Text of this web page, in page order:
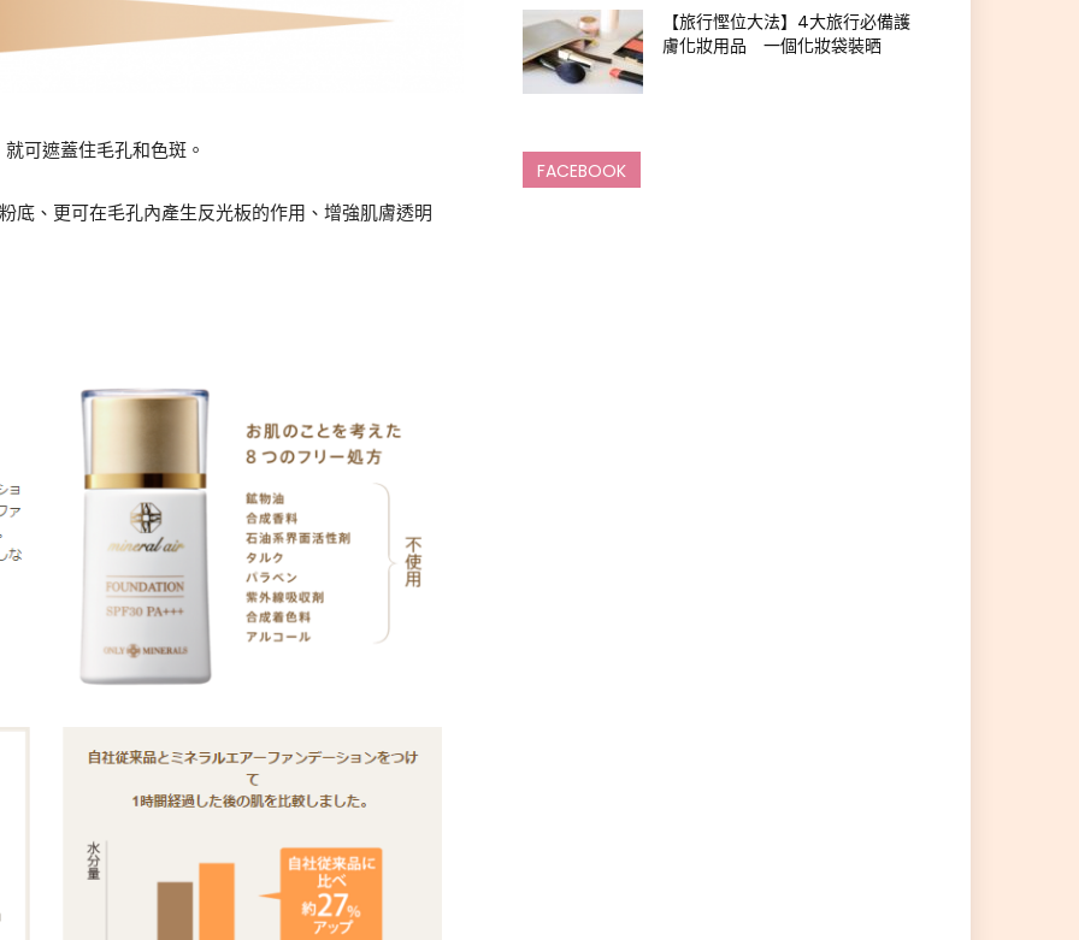
可遮蓋住毛孔和色斑。
底、更可在毛孔內產生反光板的作用、增強肌膚透明
【旅行慳位大法】4大旅行必備護
膚化妝用品 一個化妝袋裝晒
FACEBOOK